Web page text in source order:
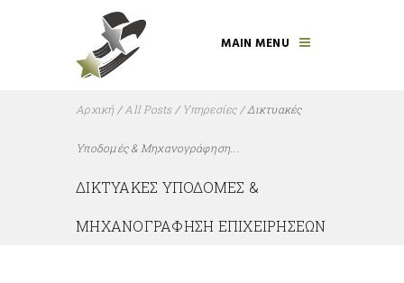
MAIN MENU
Αρχική /All Posts/ Υπηρεσίες/Δικτυακές
Υποδομές & Μηχανογράφηση...
ΔΙΚΤΥΑΚΈΣ ΥΠΟΔΟΜΈΣ &
ΜΗΧΑΝΟΓΡΆΦΗΣΗ ΕΠΙΧΕΙΡΉΣΕΩΝ